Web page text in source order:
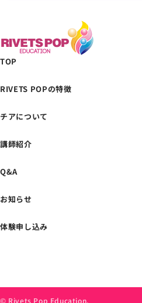
体験レッスンの
お申し込みはこちら
TOP
RIVETS POPの特徴
チアについて
講師紹介
Q&A
お知らせ
体験申し込み
© Rivets Pop Education.